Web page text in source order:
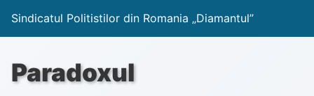
Sindicatul Politistilor din Romania „Diamantul”
Paradoxul